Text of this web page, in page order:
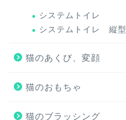
システムトイレ
システムトイレ 縦型
猫のあくび、変顔
猫のおもちゃ
猫のブラッシング